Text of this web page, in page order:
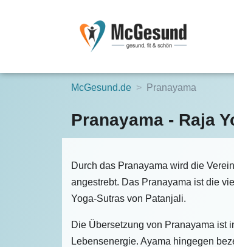
McGesund.de Pranayama
Pranayama - Raja
Durch das Pranayama wird die
angestrebt. Das Pranayama ist die
Yoga-Sutras von Patanjali.
Die Übersetzung von Pranayama ist
Lebensenergie. Ayama hingegen